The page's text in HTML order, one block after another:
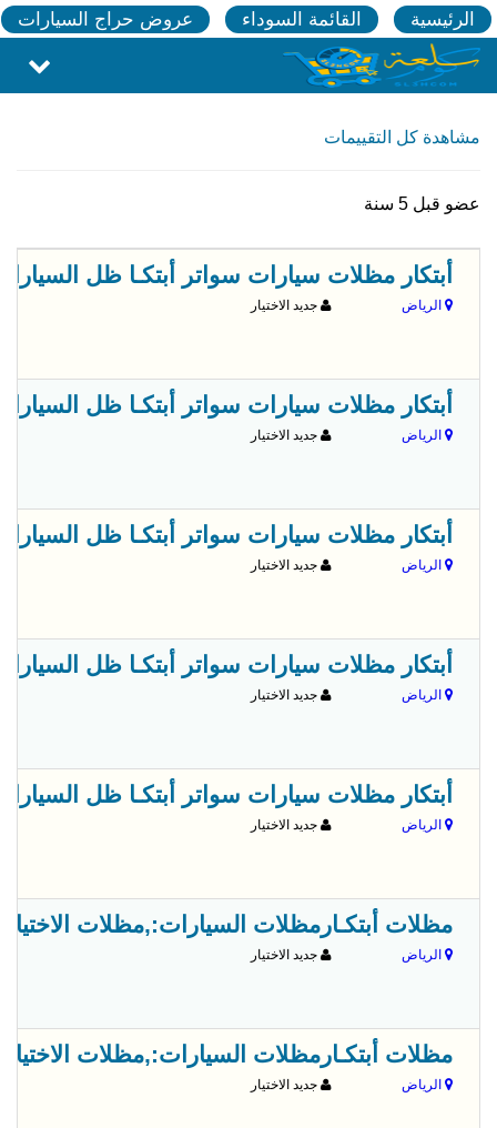
الرئيسية القائمة السوداء عروض حراج السيارات
مشاهدة كل التقييمات
عضو قبل 5 سنة
أبتكار مظلات سيارات سواتر أبتكـا ظل
الرياض جديد الاختيار
أبتكار مظلات سيارات سواتر أبتكـا ظل
الرياض جديد الاختيار
أبتكار مظلات سيارات سواتر أبتكـا ظل
الرياض جديد الاختيار
أبتكار مظلات سيارات سواتر أبتكـا ظل
الرياض جديد الاختيار
أبتكار مظلات سيارات سواتر أبتكـا ظل
الرياض جديد الاختيار
مظلات أبتكـارمظلات السيارات:,مظلات الاختيار الاول-
الرياض جديد الاختيار
مظلات أبتكـارمظلات السيارات:,مظلات الاختيار الاول-
الرياض جديد الاختيار